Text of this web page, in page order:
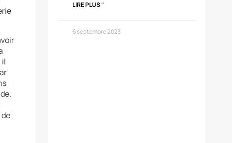
il
LIRE PLUS "
6 septembre 2023